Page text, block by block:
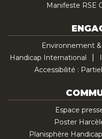
Manifeste RSE
Environnement
Handicap International
Accessibilité :
Espace
Poster
Planisphère